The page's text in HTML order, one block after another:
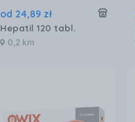
od 24,89 zł
Hepatil 120 tabl.
0,2 km